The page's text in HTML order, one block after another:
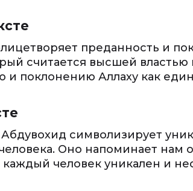
преданность и
считается высшей
и поклонению Аллаху как
символизирует
Оно напоминает нам
человек уникален и